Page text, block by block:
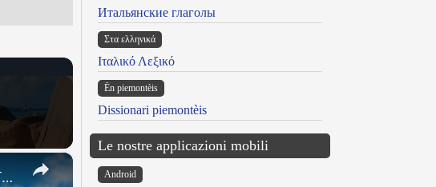
×
Boost Your Confidence at the Beach: Flattering Swimwear for All Body Types
Итальянские глаголы
Στα ελληνικά
Ιταλικό Λεξικό
Ën piemontèis
Dissionari piemontèis
Le nostre applicazioni mobili
Android